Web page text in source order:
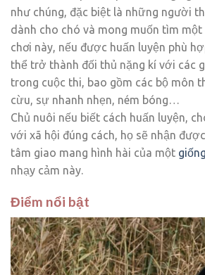
như chúng, đặc biệt là những người
dành cho chó và mong muốn tìm
chơi này, nếu được huấn luyện phù
thể trở thành đối thủ nặng kí với các
trong cuộc thi, bao gồm các bộ môn
cừu, sự nhanh nhẹn, ném bóng…
Chủ nuôi nếu biết cách huấn luyện,
với xã hội đúng cách, họ sẽ nhận
tâm giao mang hình hài của một
nhạy cảm này.
Điểm nổi bật